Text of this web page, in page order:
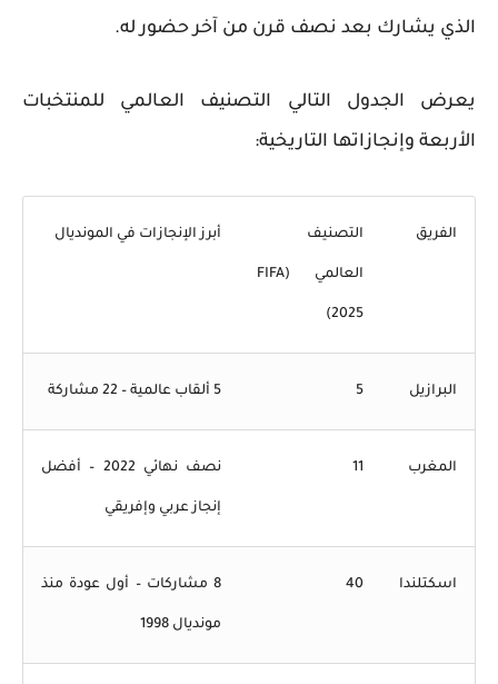
الذي يشارك بعد نصف قرن من آخر حضور له.
يعرض الجدول التالي التصنيف العالمي للمنتخبات
الأربعة وإنجازاتها التاريخية:
الفريق التصنيف
العالمي (FIFA
2025)
أبرز الإنجازات في المونديال
البرازيل 5 5 ألقاب عالمية – 22 مشاركة
المغرب 11 نصف نهائي 2022 – أفضل
إنجاز عربي وإفريقي
اسكتلندا 40 8 مشاركات – أول عودة منذ
مونديال 1998